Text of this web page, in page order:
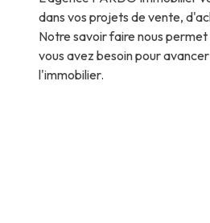
dans vos projets de vente,
Notre savoir faire nous
vous avez besoin pour
l'immobilier.